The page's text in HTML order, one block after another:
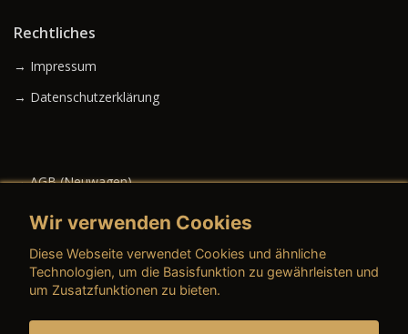
Rechtliches
→ Impressum
→ Datenschutzerklärung
→ AGB (Neuwagen)
→ AGB (Gebrauchtwagen)
→ AGB (Teile & Zubehör)
→ AGB (Dienstleistungen)
Wir verwenden Cookies
Diese Webseite verwendet Cookies und ähnliche
Technologien, um die Basisfunktion zu gewährleisten und
um Zusatzfunktionen zu bieten.